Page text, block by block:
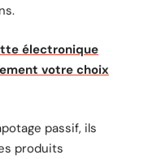
électronique
votre choix
passif, ils
produits